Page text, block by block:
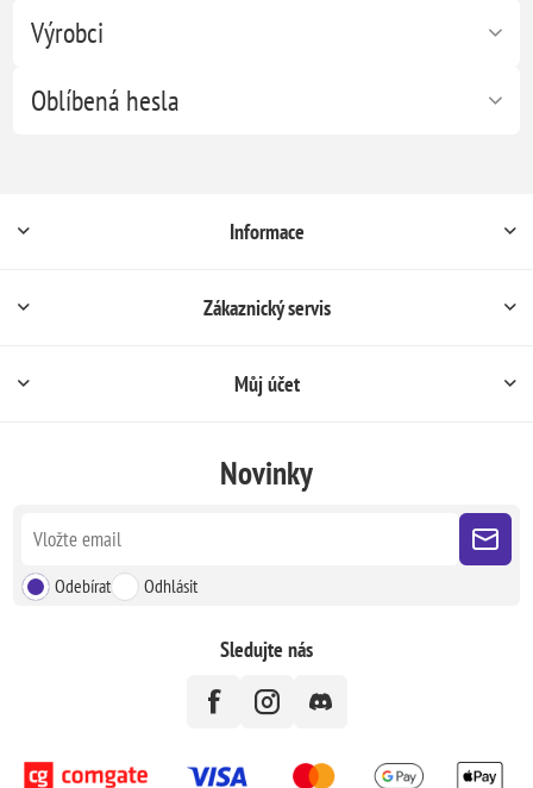
Výrobci
Oblíbená hesla
Informace
Zákaznický servis
Můj účet
Novinky
Odebírat Odhlásit
Sledujte nás